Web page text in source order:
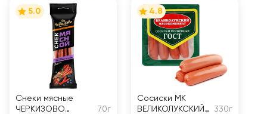
5.0
Снеки мясные
ЧЕРКИЗОВО
70г
4.8
Сосиски МК
ВЕЛИКОЛУКСКИЙ
330г